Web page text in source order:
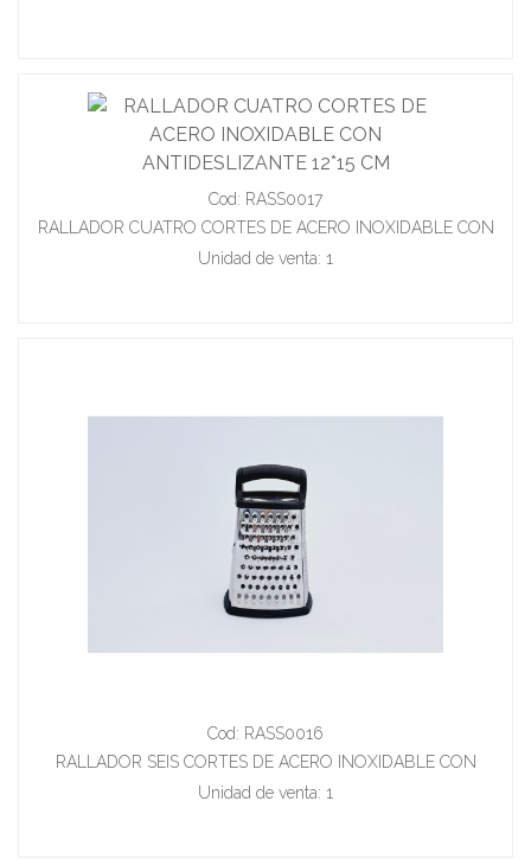
Cod: RASS0017
RALLADOR CUATRO CORTES DE ACERO INOXIDABLE CON
ANTIDESLIZANTE 12*15 CM
Unidad de venta: 1
Cod: RASS0016
RALLADOR SEIS CORTES DE ACERO INOXIDABLE CON
ANTIDESLIZANTE 13*26 CM
Unidad de venta: 1